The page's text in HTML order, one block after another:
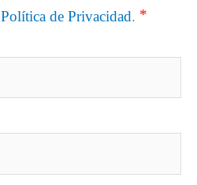
Política de Privacidad. *